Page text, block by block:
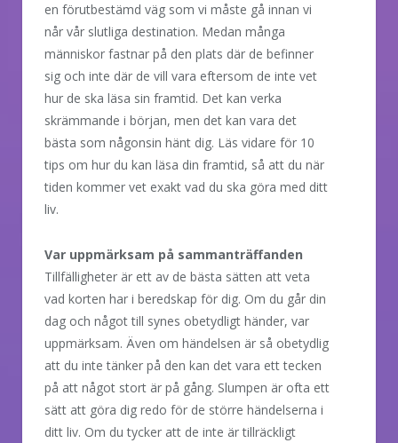
en förutbestämd väg som vi måste gå innan vi
når vår slutliga destination. Medan många
människor fastnar på den plats där de befinner
sig och inte där de vill vara eftersom de inte vet
hur de ska läsa sin framtid. Det kan verka
skrämmande i början, men det kan vara det
bästa som någonsin hänt dig. Läs vidare för 10
tips om hur du kan läsa din framtid, så att du när
tiden kommer vet exakt vad du ska göra med ditt
liv.
Var uppmärksam på sammanträffanden
Tillfälligheter är ett av de bästa sätten att veta
vad korten har i beredskap för dig. Om du går din
dag och något till synes obetydligt händer, var
uppmärksam. Även om händelsen är så obetydlig
att du inte tänker på den kan det vara ett tecken
på att något stort är på gång. Slumpen är ofta ett
sätt att göra dig redo för de större händelserna i
ditt liv. Om du tycker att de inte är tillräckligt